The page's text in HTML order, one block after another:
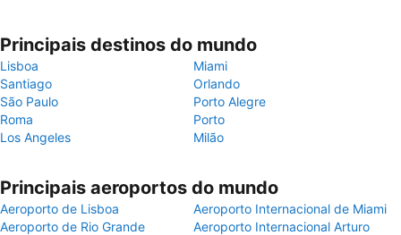
Principais destinos do mundo
Lisboa
Miami
Santiago
Orlando
São Paulo
Porto Alegre
Roma
Porto
Los Angeles
Milão
Principais aeroportos do mundo
Aeroporto de Lisboa
Aeroporto Internacional de Miami
Aeroporto de Rio Grande
Aeroporto Internacional Arturo